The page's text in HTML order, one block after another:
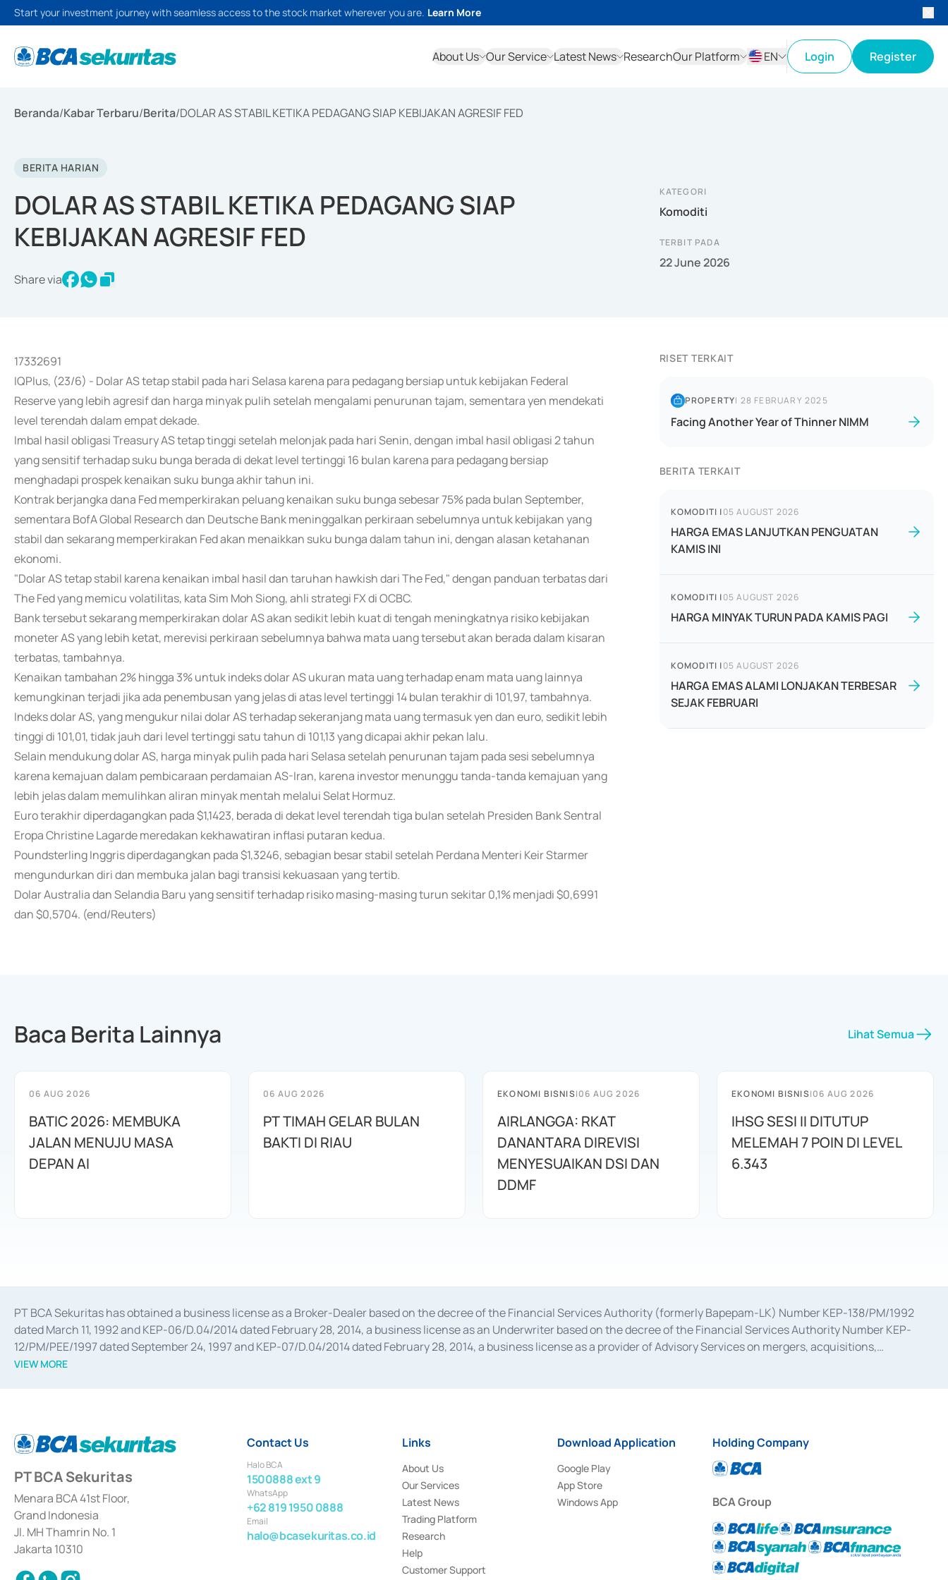
Start your investment journey with seamless access to the stock market wherever you are. Learn More
About Us Our Service Latest News ResearchOur Platform
EN
Login Register
Beranda/Kabar Terbaru/Berita/DOLAR AS STABIL KETIKA PEDAGANG SIAP KEBIJAKAN AGRESIF FED
BERITA HARIAN
DOLAR AS STABIL KETIKA PEDAGANG SIAP
KEBIJAKAN AGRESIF FED
Share via
KATEGORI
Komoditi
TERBIT PADA
22 June 2026
17332691
IQPlus, (23/6) - Dolar AS tetap stabil pada hari Selasa karena para pedagang bersiap untuk kebijakan Federal
Reserve yang lebih agresif dan harga minyak pulih setelah mengalami penurunan tajam, sementara yen mendekati
level terendah dalam empat dekade.
Imbal hasil obligasi Treasury AS tetap tinggi setelah melonjak pada hari Senin, dengan imbal hasil obligasi 2 tahun
yang sensitif terhadap suku bunga berada di dekat level tertinggi 16 bulan karena para pedagang bersiap
menghadapi prospek kenaikan suku bunga akhir tahun ini.
Kontrak berjangka dana Fed memperkirakan peluang kenaikan suku bunga sebesar 75% pada bulan September,
sementara BofA Global Research dan Deutsche Bank meninggalkan perkiraan sebelumnya untuk kebijakan yang
stabil dan sekarang memperkirakan Fed akan menaikkan suku bunga dalam tahun ini, dengan alasan ketahanan
ekonomi.
"Dolar AS tetap stabil karena kenaikan imbal hasil dan taruhan hawkish dari The Fed," dengan panduan terbatas dari
The Fed yang memicu volatilitas, kata Sim Moh Siong, ahli strategi FX di OCBC.
Bank tersebut sekarang memperkirakan dolar AS akan sedikit lebih kuat di tengah meningkatnya risiko kebijakan
moneter AS yang lebih ketat, merevisi perkiraan sebelumnya bahwa mata uang tersebut akan berada dalam kisaran
terbatas, tambahnya.
Kenaikan tambahan 2% hingga 3% untuk indeks dolar AS ukuran mata uang terhadap enam mata uang lainnya
kemungkinan terjadi jika ada penembusan yang jelas di atas level tertinggi 14 bulan terakhir di 101,97, tambahnya.
Indeks dolar AS, yang mengukur nilai dolar AS terhadap sekeranjang mata uang termasuk yen dan euro, sedikit lebih
tinggi di 101,01, tidak jauh dari level tertinggi satu tahun di 101,13 yang dicapai akhir pekan lalu.
Selain mendukung dolar AS, harga minyak pulih pada hari Selasa setelah penurunan tajam pada sesi sebelumnya
karena kemajuan dalam pembicaraan perdamaian AS-Iran, karena investor menunggu tanda-tanda kemajuan yang
lebih jelas dalam memulihkan aliran minyak mentah melalui Selat Hormuz.
Euro terakhir diperdagangkan pada $1,1423, berada di dekat level terendah tiga bulan setelah Presiden Bank Sentral
Eropa Christine Lagarde meredakan kekhawatiran inflasi putaran kedua.
Poundsterling Inggris diperdagangkan pada $1,3246, sebagian besar stabil setelah Perdana Menteri Keir Starmer
mengundurkan diri dan membuka jalan bagi transisi kekuasaan yang tertib.
Dolar Australia dan Selandia Baru yang sensitif terhadap risiko masing-masing turun sekitar 0,1% menjadi $0,6991
dan $0,5704. (end/Reuters)
RISET TERKAIT
PROPERTY| 28 FEBRUARY 2025
Facing Another Year of Thinner NIMM
BERITA TERKAIT
KOMODITI |05 AUGUST 2026
HARGA EMAS LANJUTKAN PENGUATAN
KAMIS INI
KOMODITI |05 AUGUST 2026
HARGA MINYAK TURUN PADA KAMIS PAGI
KOMODITI |05 AUGUST 2026
HARGA EMAS ALAMI LONJAKAN TERBESAR
SEJAK FEBRUARI
Baca Berita Lainnya Lihat Semua
06 AUG 2026
BATIC 2026: MEMBUKA
JALAN MENUJU MASA
DEPAN AI
06 AUG 2026
PT TIMAH GELAR BULAN
BAKTI DI RIAU
EKONOMI BISNIS|06 AUG 2026
AIRLANGGA: RKAT
DANANTARA DIREVISI
MENYESUAIKAN DSI DAN
DDMF
EKONOMI BISNIS|06 AUG 2026
IHSG SESI II DITUTUP
MELEMAH 7 POIN DI LEVEL
6.343
PT BCA Sekuritas has obtained a business license as a Broker-Dealer based on the decree of the Financial Services Authority (formerly Bapepam-LK) Number KEP-138/PM/1992
dated March 11, 1992 and KEP-06/D.04/2014 dated February 28, 2014, a business license as an Underwriter based on the decree of the Financial Services Authority Number KEP-
12/PM/PEE/1997 dated September 24, 1997 and KEP-07/D.04/2014 dated February 28, 2014, a business license as a provider of Advisory Services on mergers, acquisitions,
divestments, and joint ventures based on the decree of the Financial Services Authority Number S-67/PM.21/2014 dated February 28, 2014, a business license as a provider of
Settlement of Commercial Paper Transactions whose license was issued in 2018.
VIEW MORE
PT BCA Sekuritas
Menara BCA 41st Floor,
Grand Indonesia
Jl. MH Thamrin No. 1
Jakarta 10310
Contact Us
Halo BCA
1500888 ext 9
WhatsApp
+62 819 1950 0888
Email
halo@bcasekuritas.co.id
Links
About Us
Our Services
Latest News
Trading Platform
Research
Help
Customer Support
Download Application
Google Play
App Store
Windows App
Holding Company
BCA Group